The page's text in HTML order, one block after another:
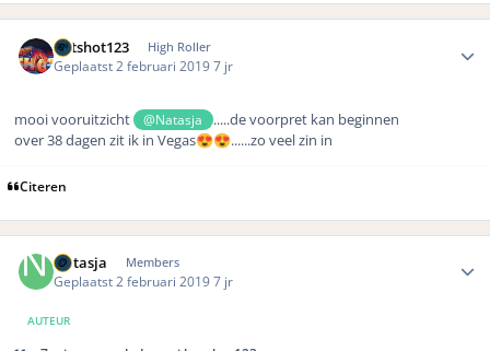
hotshot123 High Roller
Geplaatst 2 februari 20197 jr
mooi vooruitzicht @Natasja
.....de voorpret kan beginnen
over 38 dagen zit ik in Vegas😍😍......zo veel zin in
Citeren
Natasja Members
Geplaatst 2 februari 20197 jr
AUTEUR